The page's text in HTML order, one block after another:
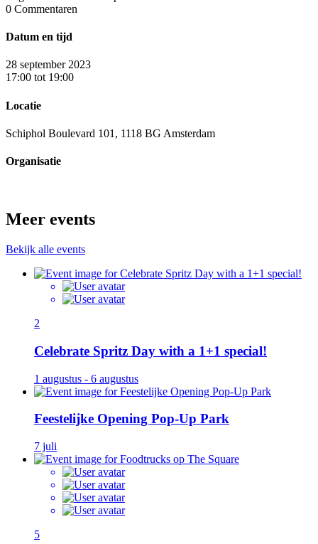
0 Commentaren
Datum en tijd
28 september 2023
17:00 tot 19:00
Locatie
Schiphol Boulevard 101, 1118 BG Amsterdam
Organisatie
Meer events
Bekijk alle events
2
Celebrate Spritz Day with a 1+1 special!
1 augustus - 6 augustus
Feestelijke Opening Pop-Up Park
7 juli
5